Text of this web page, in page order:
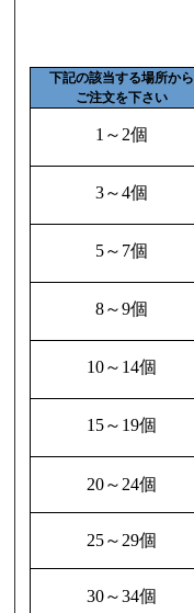
下記の該当する場所から
ご注文を下さい
1～2個
3～4個
5～7個
8～9個
10～14個
15～19個
20～24個
25～29個
30～34個